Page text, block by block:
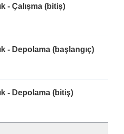
- Çalışma (bitiş)
- Depolama (başlangıç)
- Depolama (bitiş)